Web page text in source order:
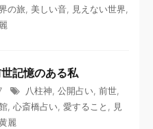
の旅, 美しい音, 見えない世界,
記憶のある私
八柱神, 公開占い, 前世,
, 心斎橋占い, 愛すること , 見
麗